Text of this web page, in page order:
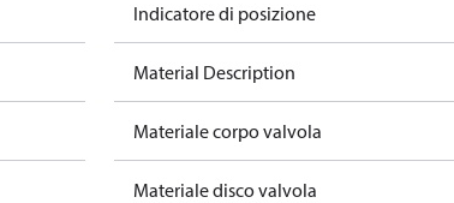
Indicatore di posizione
Material Description
Materiale corpo valvola
Materiale disco valvola